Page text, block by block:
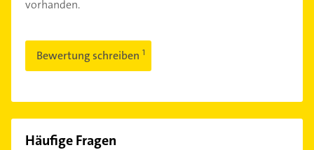
vorhanden.
Bewertung schreiben
Häufige Fragen